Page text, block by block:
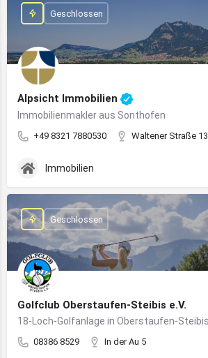
Alpsicht Immobilien
Immobilienmakler aus Sonthofen
+49 8321 7880530 Waltener Straße 13
Geschlossen
Immobilien
Golfclub Oberstaufen-Steibis e.V.
08386 8529 In der Au 5
Geschlossen